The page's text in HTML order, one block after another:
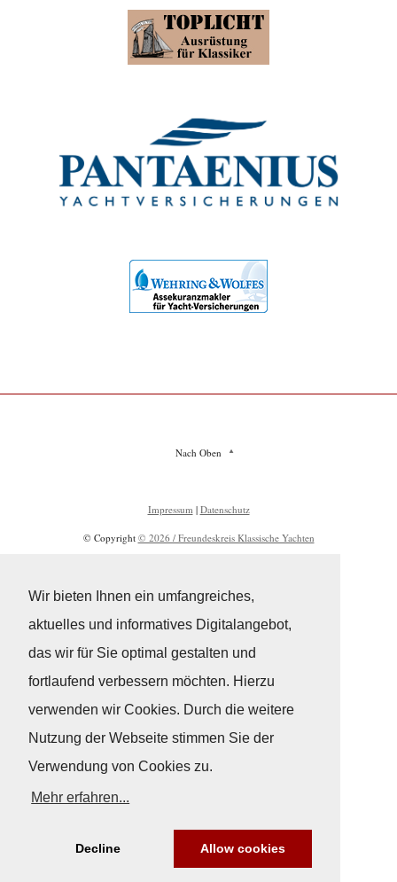
Wir bieten Ihnen ein umfangreiches,
aktuelles und informatives Digitalangebot,
das wir für Sie optimal gestalten und
fortlaufend verbessern möchten. Hierzu
verwenden wir Cookies. Durch die weitere
Nutzung der Webseite stimmen Sie der
Verwendung von Cookies zu.
Mehr erfahren...
Decline Allow cookies
Nach Oben
Impressum | Datenschutz
© Copyright © 2026 / Freundeskreis Klassische Yachten